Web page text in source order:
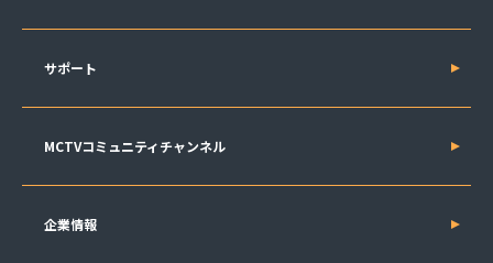
サポート
MCTVコミュニティチャンネル
企業情報